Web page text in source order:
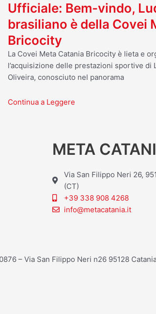
Ufficiale: Bem-vindo,
brasiliano è della Covei
Bricocity
La Covei Meta Catania Bricocity è lieta e
l’acquisizione delle prestazioni sportive di
Oliveira, conosciuto nel panorama
Continua a Leggere
META
Via San Filippo Neri 26,
(CT)
+39 338 908 4268
info@metacatania.it
– Via San Filippo Neri n26 95128